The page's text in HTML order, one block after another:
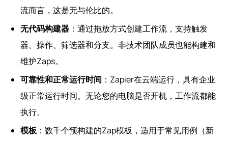
流而言，这是无与伦比的。
无代码构建器 ：通过拖放方式创建工作流，支持触发
器、操作、筛选器和分支。非技术团队成员也能构建和
维护Zaps。
可靠性和正常运行时间 ：Zapier在云端运行，具有企业
级正常运行时间。无论您的电脑是否开机，工作流都能
执行。
模板 ：数千个预构建的Zap模板，适用于常见用例（新